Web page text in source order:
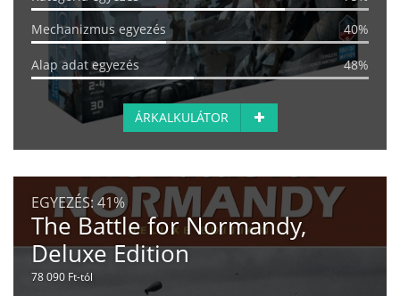
Mechanizmus egyezés
40%
Alap adat egyezés 48%
ÁRKALKULÁTOR
EGYEZÉS: 41%
The Battle for Normandy,
Deluxe Edition
78 090 Ft-tól